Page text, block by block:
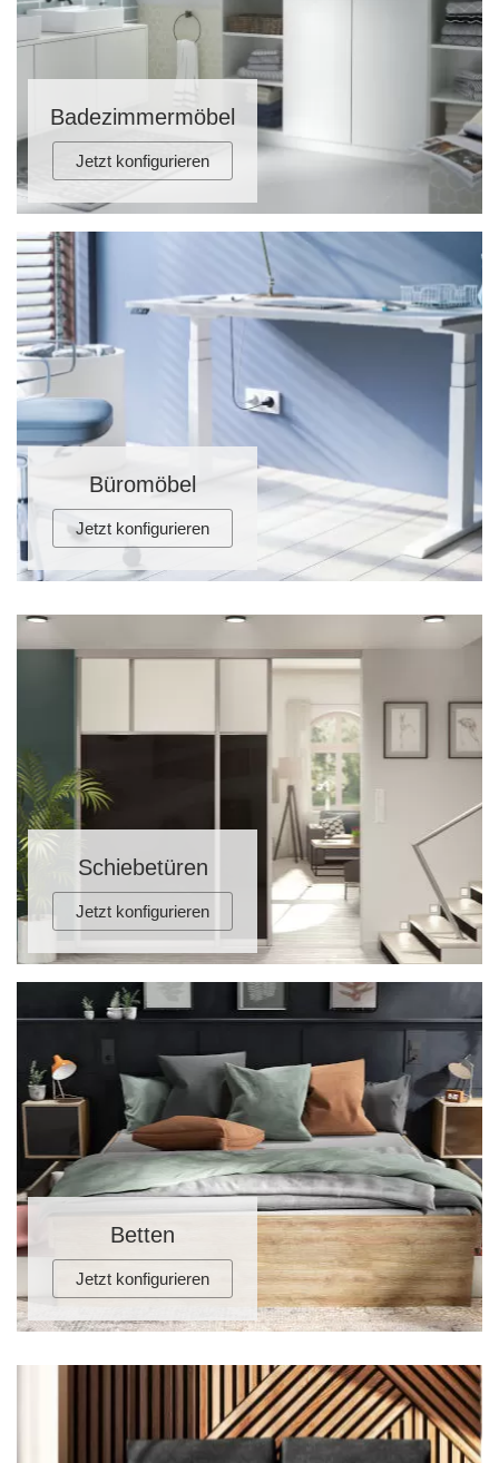
Badezimmermöbel
Jetzt konfigurieren
Büromöbel
Jetzt konfigurieren
Schiebetüren
Jetzt konfigurieren
Betten
Jetzt konfigurieren